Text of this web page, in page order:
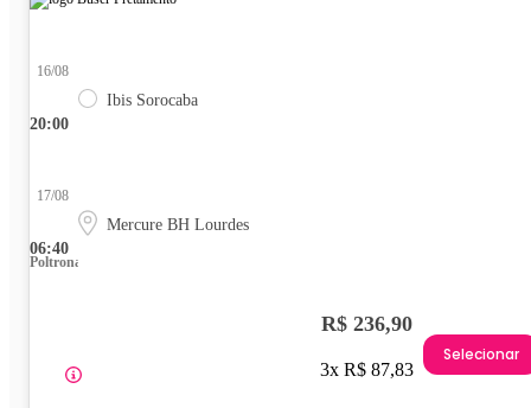
20:00
16/08
Ibis Sorocaba
06:40
17/08
Mercure BH Lourdes
Poltrona
R$ 236,90
3x R$ 87,83
Selecionar